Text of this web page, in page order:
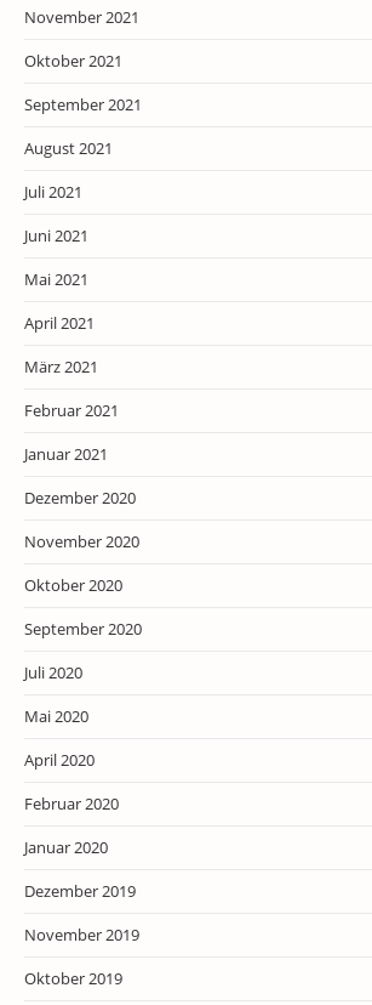
November 2021
Oktober 2021
September 2021
August 2021
Juli 2021
Juni 2021
Mai 2021
April 2021
März 2021
Februar 2021
Januar 2021
Dezember 2020
November 2020
Oktober 2020
September 2020
Juli 2020
Mai 2020
April 2020
Februar 2020
Januar 2020
Dezember 2019
November 2019
Oktober 2019